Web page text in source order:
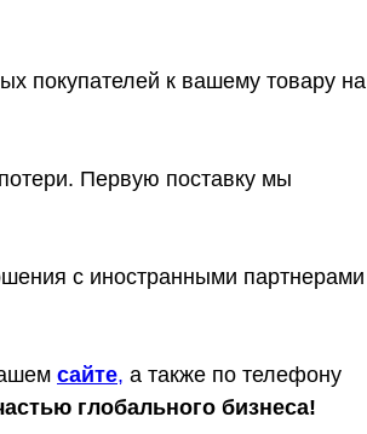
покупателей к вашему товару на
Первую поставку мы
с иностранными партнерами
сайте, а также по телефону
глобального бизнеса!